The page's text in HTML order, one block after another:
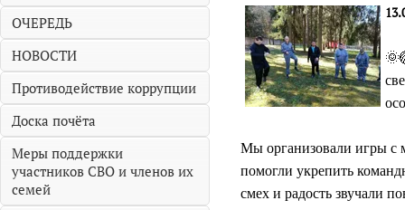
ОЧЕРЕДЬ
НОВОСТИ
Противодействие коррупции
Доска почёта
Меры поддержки
участников СВО и членов их
семей
Мы организовали игры с
помогли укрепить
смех и радость звучали